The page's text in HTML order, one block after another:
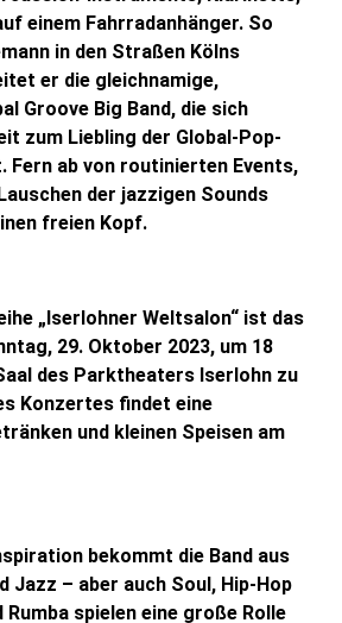
einem Fahrradanhänger. So
in den Straßen Kölns
er die gleichnamige,
Groove Big Band, die sich
zum Liebling der Global-Pop-
Fern ab von routinierten Events,
der jazzigen Sounds
freien Kopf.
„Iserlohner Weltsalon“ ist das
29. Oktober 2023, um 18
des Parktheaters Iserlohn zu
Konzertes findet eine
und kleinen Speisen am
bekommt die Band aus
Jazz – aber auch Soul, Hip-Hop
Rumba spielen eine große Rolle